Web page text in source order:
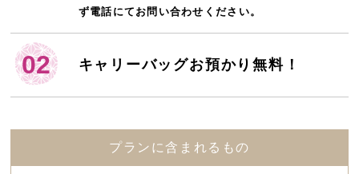
ず電話にてお問い合わせください。
02 キャリーバッグお預かり無料！
プランに含まれるもの